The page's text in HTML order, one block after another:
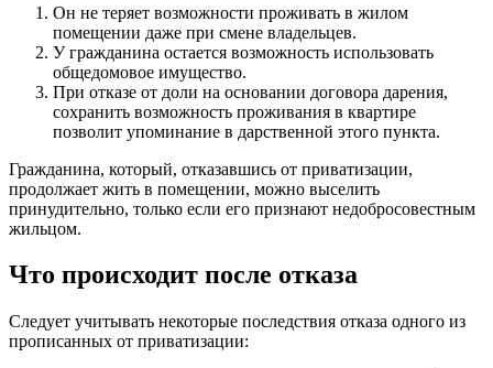
Он не теряет возможности проживать в жилом
помещении даже при смене владельцев.
У гражданина остается возможность использовать
общедомовое имущество.
При отказе от доли на основании договора дарения,
сохранить возможность проживания в квартире
позволит упоминание в дарственной этого пункта.
Гражданина, который, отказавшись от приватизации,
продолжает жить в помещении, можно выселить
принудительно, только если его признают недобросовестным
жильцом.
Что происходит после отказа
Следует учитывать некоторые последствия отказа одного из
прописанных от приватизации: